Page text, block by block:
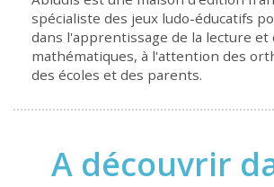
spécialiste des jeux ludo-éducatifs
dans l'apprentissage de la lecture et
mathématiques, à l'attention des
des écoles et des parents.
A découvrir